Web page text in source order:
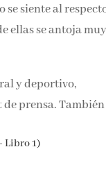
se siente al
una de ellas se
y deportivo,
prensa. También
Libro 1)